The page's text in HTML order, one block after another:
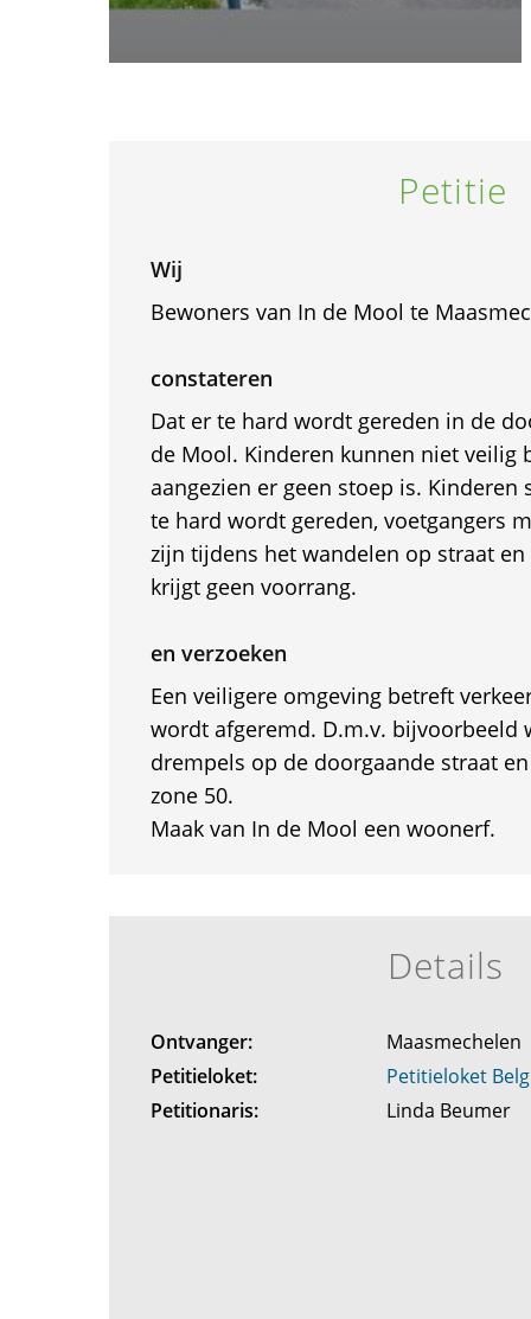
Petitie
Wij
Bewoners van In de Mool te
constateren
Dat er te hard wordt gereden in de
de Mool. Kinderen kunnen niet veilig
aangezien er geen stoep is. Kinderen
te hard wordt gereden, voetgangers
zijn tijdens het wandelen op straat
krijgt geen voorrang.
en verzoeken
Een veiligere omgeving betreft
wordt afgeremd. D.m.v. bijvoorbeeld
drempels op de doorgaande straat
zone 50.
Maak van In de Mool een woonerf.
Details
Ontvanger:
Maasmechelen
Petitieloket:
Petitieloket
Petitionaris:
Linda Beumer